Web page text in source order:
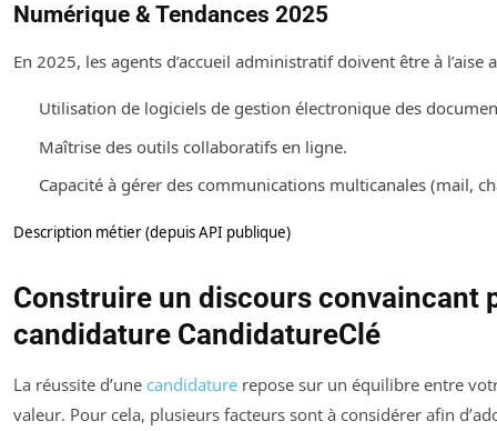
Numérique & Tendances 2025
En 2025, les agents d’accueil administratif doivent être à l’aise
Utilisation de logiciels de gestion électronique des
Maîtrise des outils collaboratifs en ligne.
Capacité à gérer des communications multicanales (mail,
Description métier (depuis API publique)
Construire un discours convaincant
candidature CandidatureClé
La réussite d’une candidature repose sur un équilibre entre
valeur. Pour cela, plusieurs facteurs sont à considérer afin